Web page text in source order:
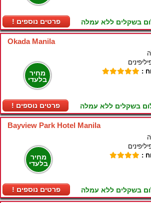
! פרטים נוספים בשקלים ללא עמלה
Okada Manila
מחיר
בלעדי
! פרטים נוספים
:
בשקלים ללא עמלה
Bayview Park Hotel Manila
מחיר
בלעדי
! פרטים נוספים
:
בשקלים ללא עמלה